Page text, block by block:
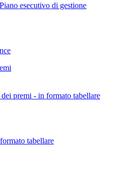
esecutivo di gestione
premi - in formato tabellare
tabellare